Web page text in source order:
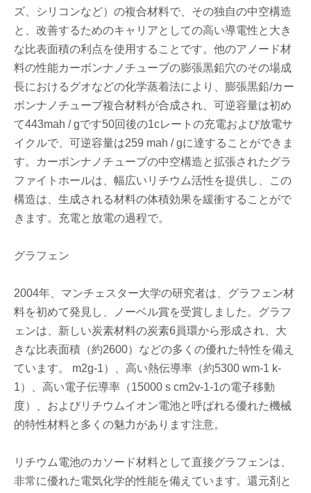
ズ、シリコンなど）の複合材料で、その独自の中空構造
と、改善するためのキャリアとしての高い導電性と大き
な比表面積の利点を使用することです。他のアノード材
料の性能カーボンナノチューブの膨張黒鉛穴のその場成
長におけるグオなどの化学蒸着法により、膨張黒鉛/カー
ボンナノチューブ複合材料が合成され、可逆容量は初め
て443mah / gです50回後の1cレートの充電および放電サ
イクルで、可逆容量は259 mah / gに達することができま
す。カーボンナノチューブの中空構造と拡張されたグラ
ファイトホールは、幅広いリチウム活性を提供し、この
構造は、生成される材料の体積効果を緩衝することがで
きます。充電と放電の過程で。
グラフェン
2004年、マンチェスター大学の研究者は、グラフェン材
料を初めて発見し、ノーベル賞を受賞しました。グラフ
ェンは、新しい炭素材料の炭素6員環から形成され、大
きな比表面積（約2600）などの多くの優れた特性を備え
ています。 m2g-1）、高い熱伝導率（約5300 wm-1 k-
1）、高い電子伝導率（15000 s cm2v-1-1の電子移動
度）、およびリチウムイオン電池と呼ばれる優れた機械
的特性材料と多くの魅力があります注意。
リチウム電池のカソード材料として直接グラフェンは、
非常に優れた電気化学的性能を備えています。還元剤と